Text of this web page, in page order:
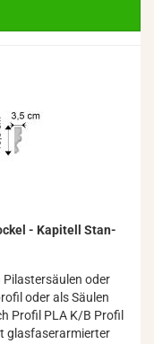
- Ka­pi­tell Stan­
oder
oder als Säu­len
Pro­fil PLA K/B Pro­fil
glas­fa­ser­ar­mier­ter